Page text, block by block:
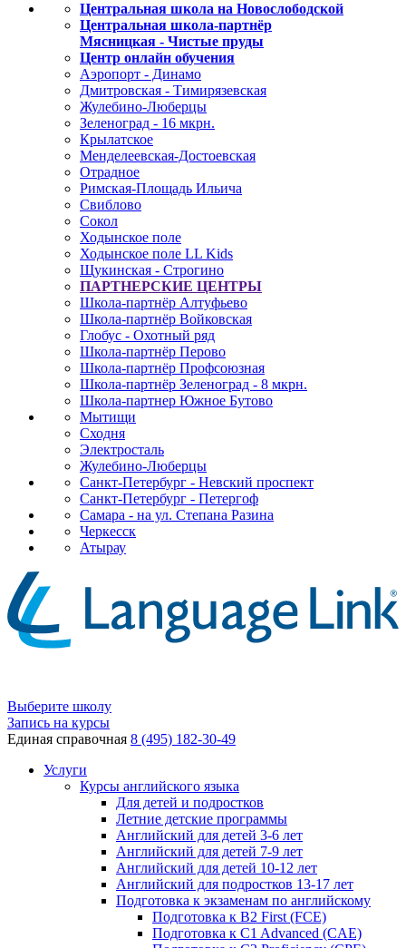
Центральная школа на Новослободской
Центральная школа-партнёр
Мясницкая - Чистые пруды
Центр онлайн обучения
Аэропорт - Динамо
Дмитровская - Тимирязевская
Жулебино-Люберцы
Зеленоград - 16 мкрн.
Крылатское
Менделеевская-Достоевская
Отрадное
Римская-Площадь Ильича
Свиблово
Сокол
Ходынское поле
Ходынское поле LL Kids
Щукинская - Строгино
ПАРТНЕРСКИЕ ЦЕНТРЫ
Школа-партнёр Алтуфьево
Школа-партнёр Войковская
Глобус - Охотный ряд
Школа-партнёр Перово
Школа-партнёр Профсоюзная
Школа-партнёр Зеленоград - 8 мкрн.
Школа-партнер Южное Бутово
Мытищи
Сходня
Электросталь
Жулебино-Люберцы
Санкт-Петербург - Невский проспект
Санкт-Петербург - Петергоф
Самара - на ул. Степана Разина
Черкесск
Атырау
Выберите школу
Запись на курсы
Единая справочная 8 (495) 182-30-49
Услуги
Курсы английского языка
Для детей и подростков
Летние детские программы
Английский для детей 3-6 лет
Английский для детей 7-9 лет
Английский для детей 10-12 лет
Английский для подростков 13-17 лет
Подготовка к экзаменам по английскому
Подготовка к B2 First (FCE)
Подготовка к C1 Advanced (CAE)